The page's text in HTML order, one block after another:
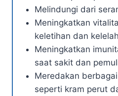
Melindungi dari
Meningkatkan
keletihan dan
Meningkatkan
saat sakit dan
Meredakan
seperti kram perut